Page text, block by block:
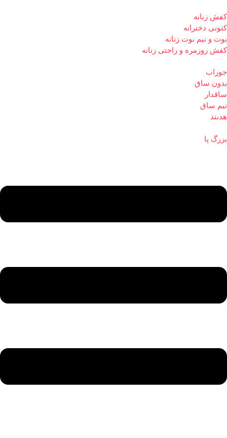
کفش زنانه
کتونی دخترانه
بوت و نیم بوت زنانه
کفش روزمره و راحتی زنانه
جوراب
بدون ساق
ساقدار
نیم ساق
هدبند
بزرگ پا